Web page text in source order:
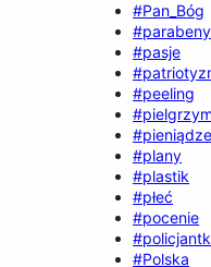
#Pan_Bóg
#parabeny
#pasje
#peeling
#pieniądze
#plany
#plastik
#płeć
#pocenie
#Polska